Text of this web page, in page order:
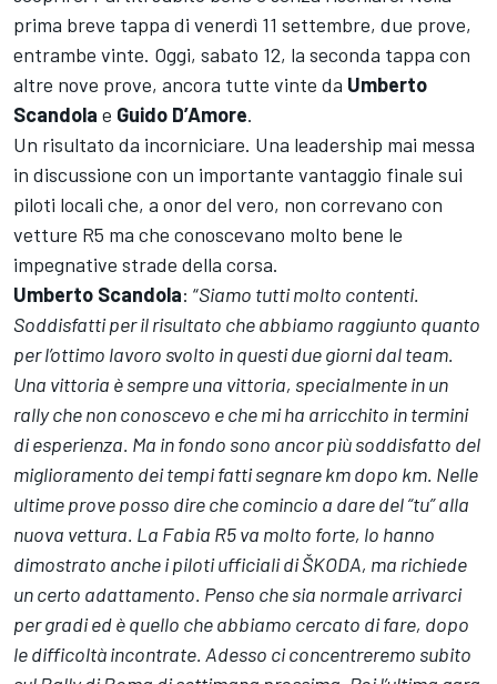
prima breve tappa di venerdì 11 settembre, due prove,
entrambe vinte. Oggi, sabato 12, la seconda tappa con
altre nove prove, ancora tutte vinte da Umberto
Scandola e Guido D’Amore.
Un risultato da incorniciare. Una leadership mai messa
in discussione con un importante vantaggio finale sui
piloti locali che, a onor del vero, non correvano con
vetture R5 ma che conoscevano molto bene le
impegnative strade della corsa.
Umberto Scandola: “Siamo tutti molto contenti.
Soddisfatti per il risultato che abbiamo raggiunto quanto
per l’ottimo lavoro svolto in questi due giorni dal team.
Una vittoria è sempre una vittoria, specialmente in un
rally che non conoscevo e che mi ha arricchito in termini
di esperienza. Ma in fondo sono ancor più soddisfatto del
miglioramento dei tempi fatti segnare km dopo km. Nelle
ultime prove posso dire che comincio a dare del “tu” alla
nuova vettura. La Fabia R5 va molto forte, lo hanno
dimostrato anche i piloti ufficiali di ŠKODA, ma richiede
un certo adattamento. Penso che sia normale arrivarci
per gradi ed è quello che abbiamo cercato di fare, dopo
le difficoltà incontrate. Adesso ci concentreremo subito